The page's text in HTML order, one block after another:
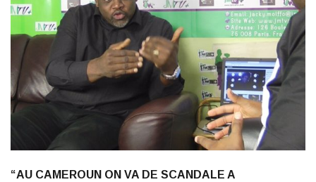
“AU CAMEROUN ON VA DE SCANDALE A